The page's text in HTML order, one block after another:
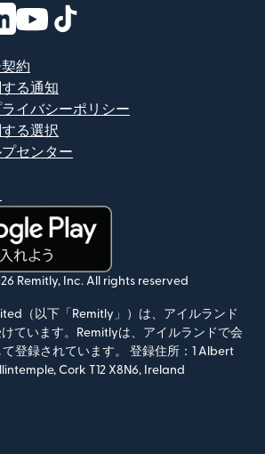
で開きます）
ンドウで開きます）
ウィンドウで開きます）
（別ウィンドウで開きます）
（別ウィンドウで開きます）
約
る通知
イバシーポリシー
る選択
センター
きます）
Remitly, Inc. All rights reserved
（以下「Remitly」）は、アイルランド
ています。Remitlyは、アイルランドで会
登録されています。 登録住所：1 Albert
Cork T12 X8N6, Ireland